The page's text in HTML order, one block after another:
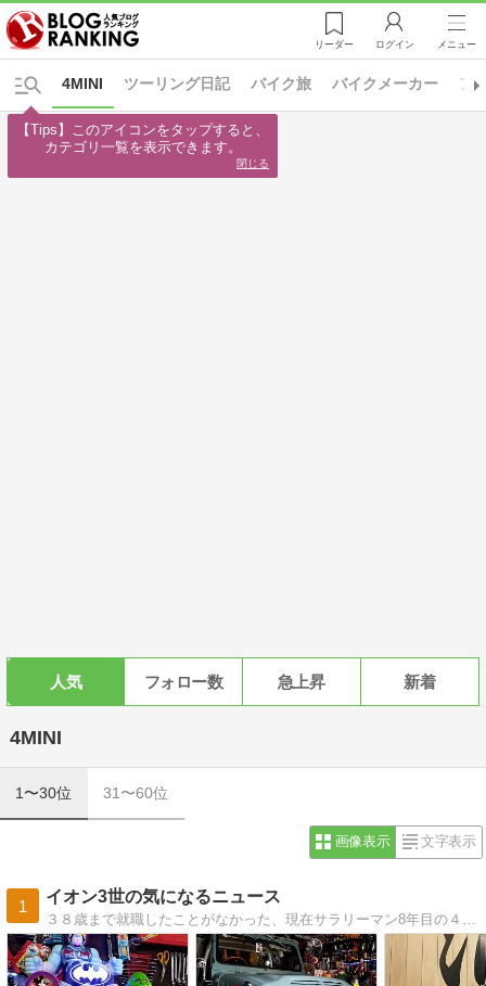
リーダー ログイン メニュー
ツーリング日記 バイク旅 バイクメーカー
4MINI ア
人気 フォロー数 急上昇 新着
4MINI
1〜30位 31〜60位
画像表示 文字表示
1
イオン3世の気になるニュース
【Tips】このアイコンをタップすると、
カテゴリ一覧を表示できます。
閉じる